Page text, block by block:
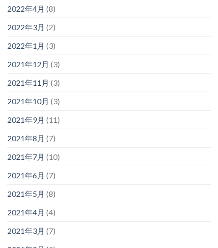
2022年4月 (8)
2022年3月 (2)
2022年1月 (3)
2021年12月 (3)
2021年11月 (3)
2021年10月 (3)
2021年9月 (11)
2021年8月 (7)
2021年7月 (10)
2021年6月 (7)
2021年5月 (8)
2021年4月 (4)
2021年3月 (7)